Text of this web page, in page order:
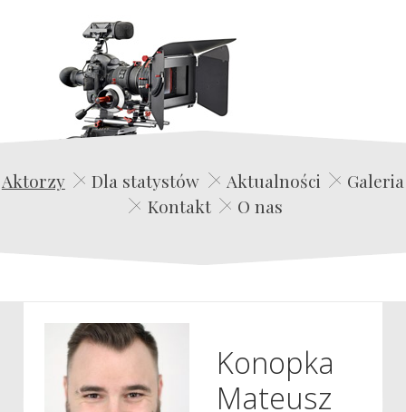
Edwin Film Agencja Aktorska
Aktorzy Dla statystów Aktualności
Galeria
Kontakt
O nas
Konopka
Mateusz